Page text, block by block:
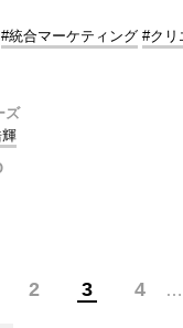
#統合マーケティング #クリ
ズ
2 3 4 …